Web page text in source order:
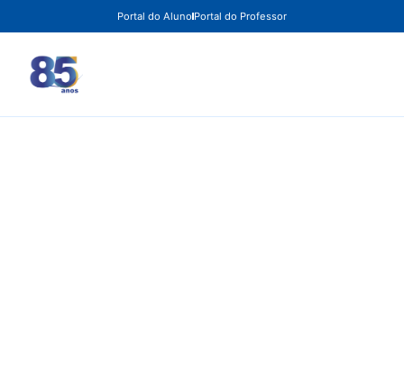
Portal do Aluno Portal do Professor